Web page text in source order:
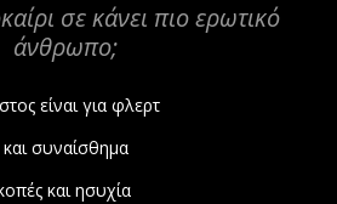
σε κάνει πιο ερωτικό
άνθρωπο;
είναι για φλερτ
συναίσθημα
και ησυχία